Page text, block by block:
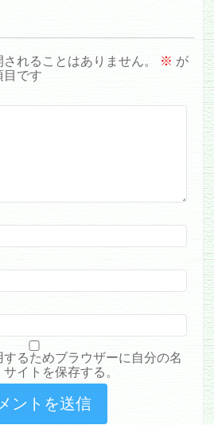
れることはありません。 ※ が
目です
るためブラウザーに自分の名
イトを保存する。